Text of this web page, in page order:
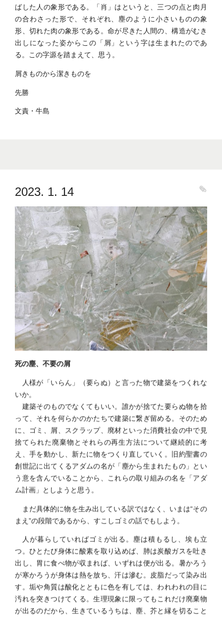
ばした人の象形である。「肖」はというと、三つの点と肉月
の合わさった形で、それぞれ、塵のように小さいものの象
形、切れた肉の象形である。命が尽きた人間の、構造がむき
出しになった姿からこの「屑」という字は生まれたのであ
る。この字源を踏まえて、思う。
屑きものから潔きものを
先勝
文責・牛島
2023. 1. 14
死の塵、不要の屑
人様が「いらん」（要らぬ）と言った物で建築をつくれな
いか。
建築そのものでなくてもいい。誰かが捨てた要らぬ物を拾
って、それを何らかのかたちで建築に繋ぎ留める。そのため
に、ゴミ、屑、スクラップ、廃材といった消費社会の中で見
捨てられた廃棄物とそれらの再生方法について継続的に考
え、手を動かし、新たに物をつくり直していく。旧約聖書の
創世記に出てくるアダムの名が「塵から生まれたもの」とい
う意を含んでいることから、これらの取り組みの名を「アダ
ム計画」としようと思う。
まだ具体的に物を生み出している訳ではなく、いまは“その
まえ”の段階であるから、すこしゴミの話でもしよう。
人が暮らしていればゴミが出る。塵は積もるし、埃も立
つ。ひとたび身体に酸素を取り込めば、肺は炭酸ガスを吐き
出し、胃に食べ物が収まれば、いずれは便が出る。暑かろう
が寒かろうが身体は熱を放ち、汗は滲む。皮脂だって染み出
す。垢や角質は酸化とともに色を有しては、われわれの目に
汚れを突きつけてくる。生理現象に限ってもこれだけ廃棄物
が出るのだから、生きているうちは、塵、芥と縁を切ること